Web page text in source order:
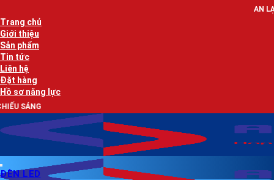
qua
nội
dung
AN LẠC PHÁT - NHÀ
Trang chủ
Giới thiệu
Sản phẩm
Tin tức
Liên hệ
Đặt hàng
Hồ sơ năng lực
ĐÈN LED